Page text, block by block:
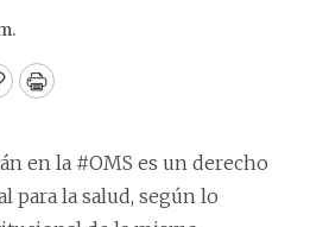
Print
en la #OMS es un derecho
para la salud, según lo